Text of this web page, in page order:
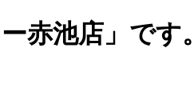
赤池店」です。